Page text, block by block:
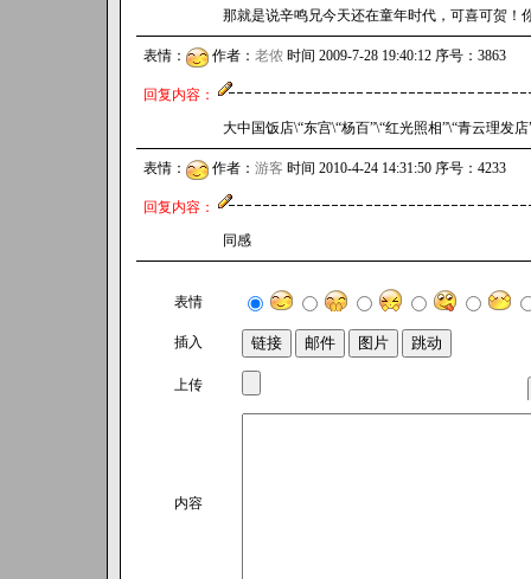
那就是说辛鸣兄今天还在童年时代，可喜可贺！
表情： 作者： 老侬 时间 2009-7-28 19:40:12 序号：3863
回复内容：
大中国饭店\“东宫\“杨百”\“红光照相”\“青云理
表情： 作者： 游客 时间 2010-4-24 14:31:50 序号：4233
回复内容：
同感
表情
插入
上传
内容